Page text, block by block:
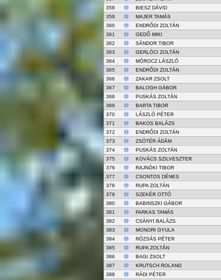
358
BIESZ DÁVID
359
MAJER TAMÁS
360
ENDRŐDI ZOLTÁN
361
GEDŐ MIKI
362
SÁNDOR TIBOR
363
GERLÓCI ZOLTÁN
364
MÓROCZ LÁSZLÓ
365
ENDRŐDI ZOLTÁN
366
ZAKAR ZSOLT
367
BALOGH GÁBOR
368
PUSKÁS ZOLTÁN
369
BARTA TIBOR
370
LÁSZLÓ PÉTER
371
BAKOS BALÁZS
372
ENDRŐDI ZOLTÁN
373
ZSÓTÉR ÁDÁM
374
PUSKÁS ZOLTÁN
375
KOVÁCS SZILVESZTER
376
RAJNÓKI TIBOR
377
CSONTOS DÉNES
378
RUPA ZOLTÁN
379
SZEKÉR OTTÓ
380
BABINSZKI GÁBOR
381
FARKAS TAMÁS
382
CSÁNYI BALÁZS
383
MONORI GYULA
384
RÓZSÁS PÉTER
385
RUPA ZOLTÁN
386
BAGI ZSOLT
387
KRUTSCH ROLAND
388
RÁDI PÉTER